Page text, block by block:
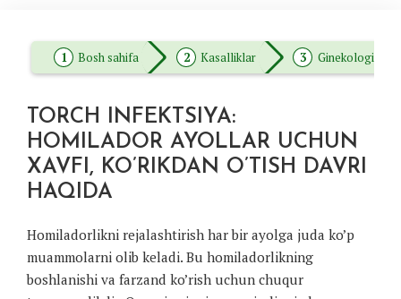
Bosh sahifa Kasalliklar Ginekologiya
TORCH INFEKTSIYA:
HOMILADOR AYOLLAR UCHUN
XAVFI, KO’RIKDAN O’TISH DAVRI
HAQIDA
Homiladorlikni rejalashtirish har bir ayolga juda ko’p
muammolarni olib keladi. Bu homiladorlikning
boshlanishi va farzand ko’rish uchun chuqur